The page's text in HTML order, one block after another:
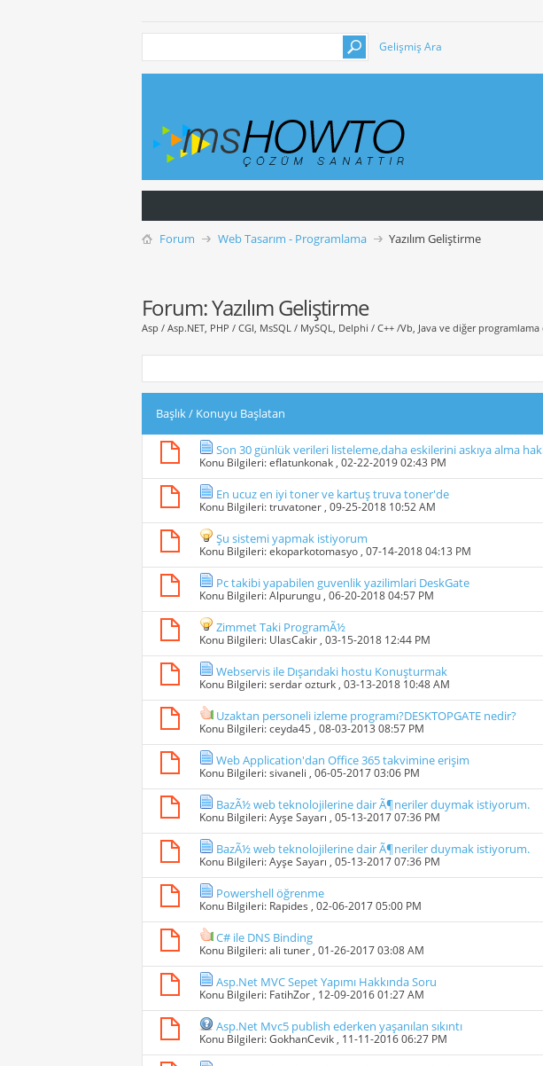
Gelişmiş Ara
Forum Web Tasarım - Programlama Yazılım Geliştirme
Forum:Yazılım Geliştirme
Asp / Asp.NET, PHP / CGI, MsSQL / MySQL, Delphi / C++ /Vb, Java ve diğer
Başlık/ Konuyu Başlatan
Son 30 günlük verileri listeleme,daha eskilerini askıya alma
Konu Bilgileri:eflatunkonak , 02-22-2019 02:43 PM
En ucuz en iyi toner ve kartuş truva toner'de
Konu Bilgileri:truvatoner , 09-25-2018 10:52 AM
Şu sistemi yapmak istiyorum
Konu Bilgileri:ekoparkotomasyo , 07-14-2018 04:13 PM
Pc takibi yapabilen guvenlik yazilimlari DeskGate
Konu Bilgileri:Alpurungu , 06-20-2018 04:57 PM
Zimmet Taki ProgramÃ½
Konu Bilgileri: UlasCakir , 03-15-2018 12:44 PM
Webservis ile Dışarıdaki hostu Konuşturmak
Konu Bilgileri:serdar ozturk , 03-13-2018 10:48 AM
Uzaktan personeli izleme programı?DESKTOPGATE nedir?
Konu Bilgileri:ceyda45 , 08-03-2013 08:57 PM
Web Application'dan Office 365 takvimine erişim
Konu Bilgileri:sivaneli , 06-05-2017 03:06 PM
BazÃ½ web teknolojilerine dair Ã¶neriler duymak istiyorum.
Konu Bilgileri:Ayşe Sayarı , 05-13-2017 07:36 PM
BazÃ½ web teknolojilerine dair Ã¶neriler duymak istiyorum.
Konu Bilgileri:Ayşe Sayarı , 05-13-2017 07:36 PM
Powershell öğrenme
Konu Bilgileri: Rapides , 02-06-2017 05:00 PM
C# ile DNS Binding
Konu Bilgileri:ali tuner , 01-26-2017 03:08 AM
Asp.Net MVC Sepet Yapımı Hakkında Soru
Konu Bilgileri: FatihZor , 12-09-2016 01:27 AM
Asp.Net Mvc5 publish ederken yaşanılan sıkıntı
Konu Bilgileri:GokhanCevik , 11-11-2016 06:27 PM